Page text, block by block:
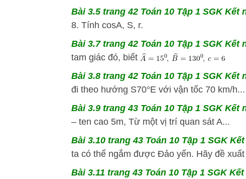
Bài 3.5 trang 42 Toán 10 Tập 1 SGK Kết
8. Tính cosA, S, r.
Bài 3.7 trang 42 Toán 10 Tập 1 SGK Kết
tam giác đó, biết
Bài 3.8 trang 42 Toán 10 Tập 1 SGK Kết
đi theo hướng S70°E với vận tốc 70 km/h...
Bài 3.9 trang 43 Toán 10 Tập 1 SGK Kết
– ten cao 5m, Từ một vị trí quan sát A...
Bài 3.10 trang 43 Toán 10 Tập 1 SGK
ta có thể ngắm được Đảo yến. Hãy đề xuất
Bài 3.11 trang 43 Toán 10 Tập 1 SGK